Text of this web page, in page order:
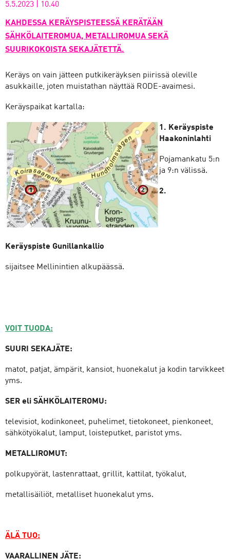
5.5.2023 10.40
KAHDESSA KERÄYSPISTEESSÄ KERÄTÄÄN
SÄHKÖLAITEROMUA, METALLIROMUA SEKÄ
SUURIKOKOISTA SEKAJÄTETTÄ.
Keräys on vain jätteen putkikeräyksen piirissä oleville
asukkaille, joten muistathan näyttää RODE-avaimesi.
Keräyspaikat kartalla:
1. Keräyspiste
Haakoninlahti
Pojamankatu 5:n
ja 9:n välissä.
2.
Keräyspiste Gunillankallio
sijaitsee Mellinintien alkupäässä.
VOIT TUODA:
SUURI SEKAJÄTE:
matot, patjat, ämpärit, kansiot, huonekalut ja kodin tarvikkeet
yms.
SER eli SÄHKÖLAITEROMU:
televisiot, kodinkoneet, puhelimet, tietokoneet, pienkoneet,
sähkötyökalut, lamput, loisteputket, paristot yms.
METALLIROMUT:
polkupyörät, lastenrattaat, grillit, kattilat, työkalut,
metallisäiliöt, metalliset huonekalut yms.
ÄLÄ TUO:
VAARALLINEN JÄTE: